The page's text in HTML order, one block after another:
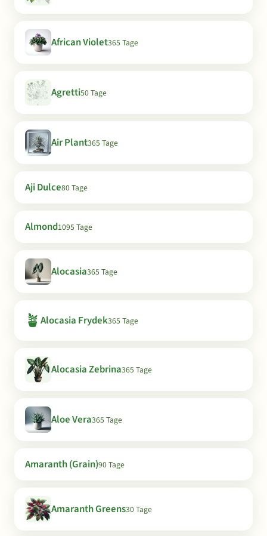
African Violet365 Tage
Agretti50 Tage
Air Plant365 Tage
Aji Dulce80 Tage
Almond1095 Tage
Alocasia365 Tage
🪴 Alocasia Frydek365 Tage
Alocasia Zebrina365 Tage
Aloe Vera365 Tage
Amaranth (Grain)90 Tage
Amaranth Greens30 Tage